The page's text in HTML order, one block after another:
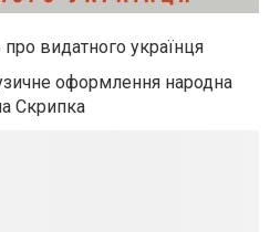
про видатного українця
оформлення народна
Скрипка